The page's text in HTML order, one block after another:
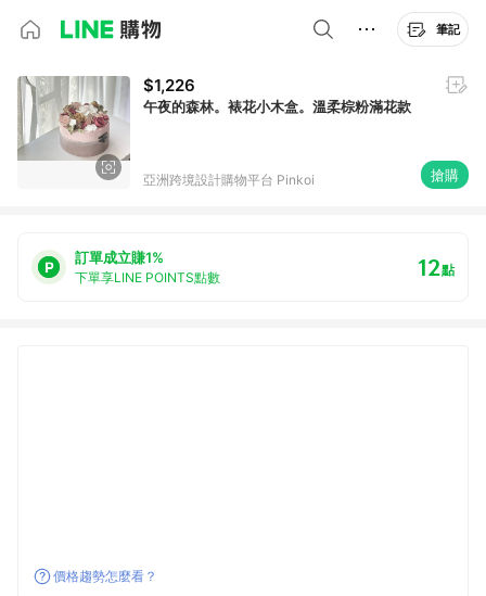
筆記
$1,226
午夜的森林。裱花小木盒。溫柔棕粉滿花款
亞洲跨境設計購物平台 Pinkoi 搶購
訂單成立賺1%
下單享LINE POINTS點數 12點
價格趨勢怎麼看？